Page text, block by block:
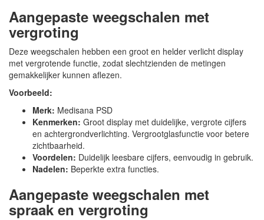
Aangepaste weegschalen met
vergroting
Deze weegschalen hebben een groot en helder verlicht display
met vergrotende functie, zodat slechtzienden de metingen
gemakkelijker kunnen aflezen.
Voorbeeld:
Merk: Medisana PSD
Kenmerken: Groot display met duidelijke, vergrote cijfers
en achtergrondverlichting. Vergrootglasfunctie voor betere
zichtbaarheid.
Voordelen: Duidelijk leesbare cijfers, eenvoudig in gebruik.
Nadelen: Beperkte extra functies.
Aangepaste weegschalen met
spraak en vergroting